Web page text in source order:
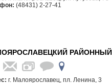
(48431) 2-27-41
г. Малоярославец, пл. Ленина, 3